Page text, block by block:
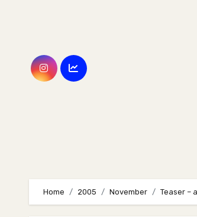
Home 2005 November Teaser –